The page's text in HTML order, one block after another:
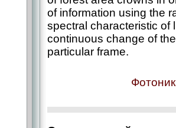
of information using the
spectral characteristic of
continuous change of
particular frame.